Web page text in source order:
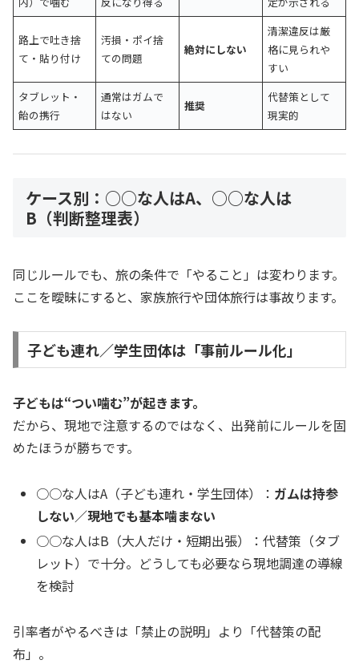
路上で吐き捨
て・貼り付け
汚損・ポイ捨
ての問題
絶対にしない
清潔違反は厳
格に見られや
すい
タブレット・
飴の携行
通常はガムで
はない
推奨
代替策として
現実的
ケース別：○○な人はA、○○な人は
B（判断整理表）
同じルールでも、旅の条件で「やること」は変わります。
ここを曖昧にすると、家族旅行や団体旅行は事故ります。
子ども連れ／学生団体は「事前ルール化」
子どもは“つい噛む”が起きます。
だから、現地で注意するのではなく、出発前にルールを固
めたほうが勝ちです。
○○な人はA（子ども連れ・学生団体）： ガムは持参
しない／現地でも基本噛まない
○○な人はB（大人だけ・短期出張）：代替策（タブ
レット）で十分。どうしても必要なら現地調達の導線
を検討
引率者がやるべきは「禁止の説明」より「代替策の配
布」。